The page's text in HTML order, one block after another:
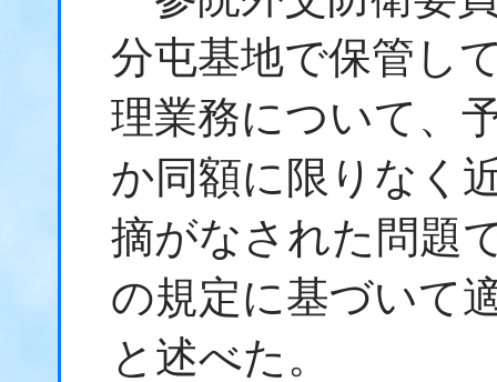
分屯基地で保管し
理業務について、
か同額に限りなく
摘がなされた問題
の規定に基づいて
と述べた。